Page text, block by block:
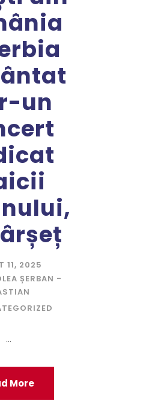
un
11, 2025
ȘERBAN -
...
More